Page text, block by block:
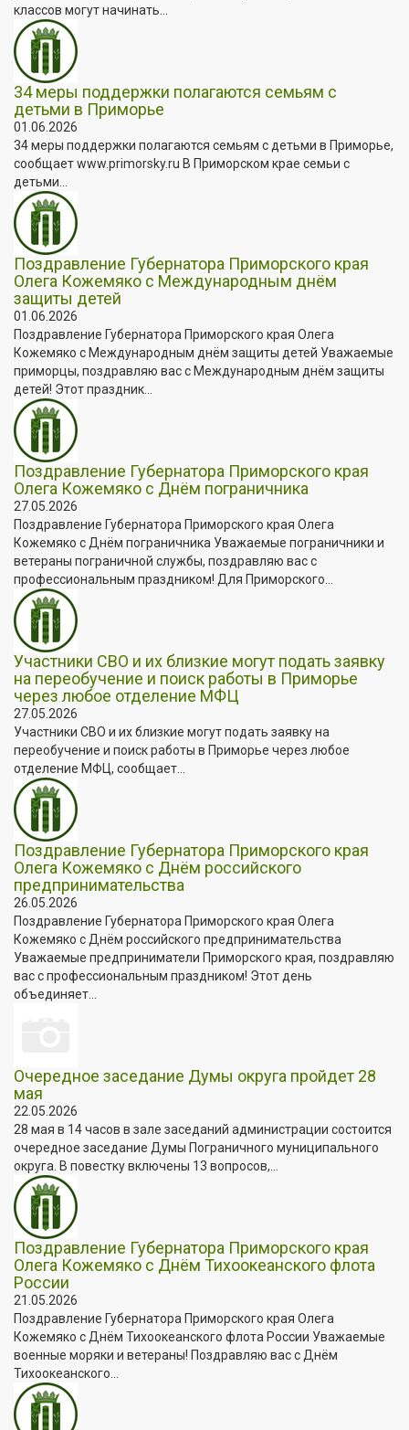
классов могут начинать...
34 меры поддержки полагаются семьям с
детьми в Приморье
01.06.2026
34 меры поддержки полагаются семьям с детьми в Приморье,
сообщает www.primorsky.ru В Приморском крае семьи с
детьми...
Поздравление Губернатора Приморского края
Олега Кожемяко с Международным днём
защиты детей
01.06.2026
Поздравление Губернатора Приморского края Олега
Кожемяко с Международным днём защиты детей Уважаемые
приморцы, поздравляю вас с Международным днём защиты
детей! Этот праздник...
Поздравление Губернатора Приморского края
Олега Кожемяко с Днём пограничника
27.05.2026
Поздравление Губернатора Приморского края Олега
Кожемяко с Днём пограничника Уважаемые пограничники и
ветераны пограничной службы, поздравляю вас с
профессиональным праздником! Для Приморского...
Участники СВО и их близкие могут подать заявку
на переобучение и поиск работы в Приморье
через любое отделение МФЦ
27.05.2026
Участники СВО и их близкие могут подать заявку на
переобучение и поиск работы в Приморье через любое
отделение МФЦ, сообщает...
Поздравление Губернатора Приморского края
Олега Кожемяко с Днём российского
предпринимательства
26.05.2026
Поздравление Губернатора Приморского края Олега
Кожемяко с Днём российского предпринимательства
Уважаемые предприниматели Приморского края, поздравляю
вас с профессиональным праздником! Этот день
объединяет...
Очередное заседание Думы округа пройдет 28
мая
22.05.2026
28 мая в 14 часов в зале заседаний администрации состоится
очередное заседание Думы Пограничного муниципального
округа. В повестку включены 13 вопросов,...
Поздравление Губернатора Приморского края
Олега Кожемяко с Днём Тихоокеанского флота
России
21.05.2026
Поздравление Губернатора Приморского края Олега
Кожемяко с Днём Тихоокеанского флота России Уважаемые
военные моряки и ветераны! Поздравляю вас с Днём
Тихоокеанского...